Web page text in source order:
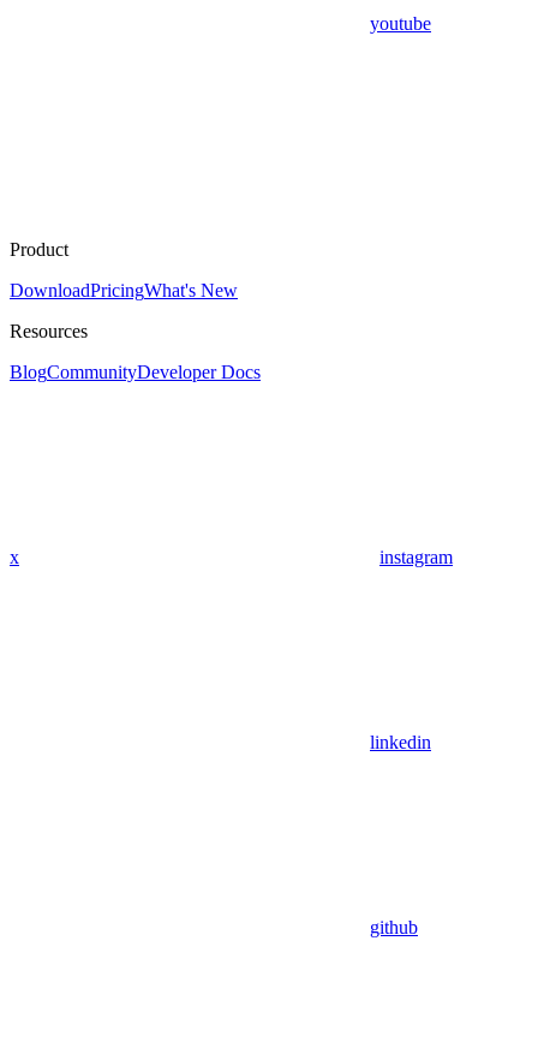
youtube
Product
DownloadPricingWhat's New
Resources
BlogCommunityDeveloper Docs
x instagram
linkedin
github